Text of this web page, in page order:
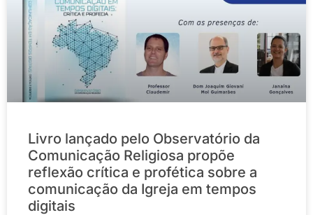
Livro lançado pelo Observatório da
Comunicação Religiosa propõe
reflexão crítica e profética sobre a
comunicação da Igreja em tempos
digitais